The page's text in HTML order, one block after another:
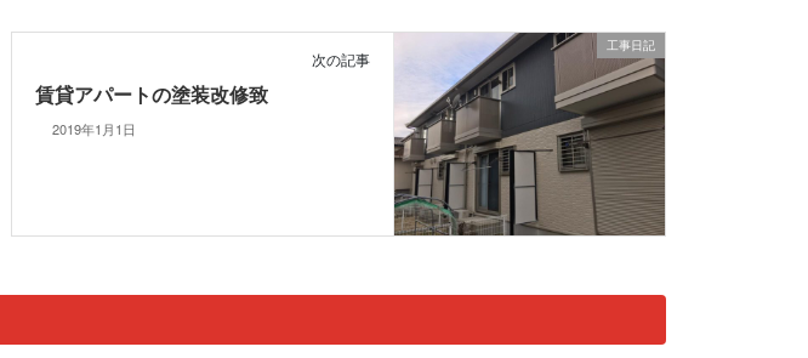
工事日記
次の記事
賃貸アパートの塗装改修致
2019年1月1日